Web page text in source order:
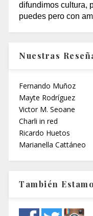
difundimos cultura,
puedes pero con
Nuestras
Fernando Muñoz
Mayte Rodríguez
Victor M. Seoane
Charli in red
Ricardo Huetos
Marianella Cattáneo
También